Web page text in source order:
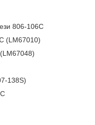
806-106C
(LM67010)
138S)